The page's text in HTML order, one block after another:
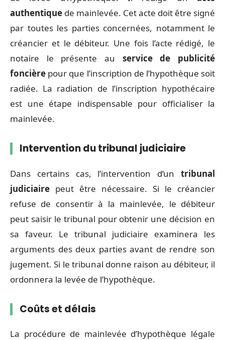
authentique de mainlevée. Cet acte doit être signé
par toutes les parties concernées, notamment le
créancier et le débiteur. Une fois l’acte rédigé, le
notaire le présente au service de publicité
foncière pour que l’inscription de l’hypothèque soit
radiée. La radiation de l’inscription hypothécaire
est une étape indispensable pour officialiser la
mainlevée.
Intervention du tribunal judiciaire
Dans certains cas, l’intervention d’un tribunal
judiciaire peut être nécessaire. Si le créancier
refuse de consentir à la mainlevée, le débiteur
peut saisir le tribunal pour obtenir une décision en
sa faveur. Le tribunal judiciaire examinera les
arguments des deux parties avant de rendre son
jugement. Si le tribunal donne raison au débiteur, il
ordonnera la levée de l’hypothèque.
Coûts et délais
La procédure de mainlevée d’hypothèque légale